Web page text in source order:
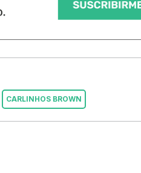
CARLINHOS BROWN